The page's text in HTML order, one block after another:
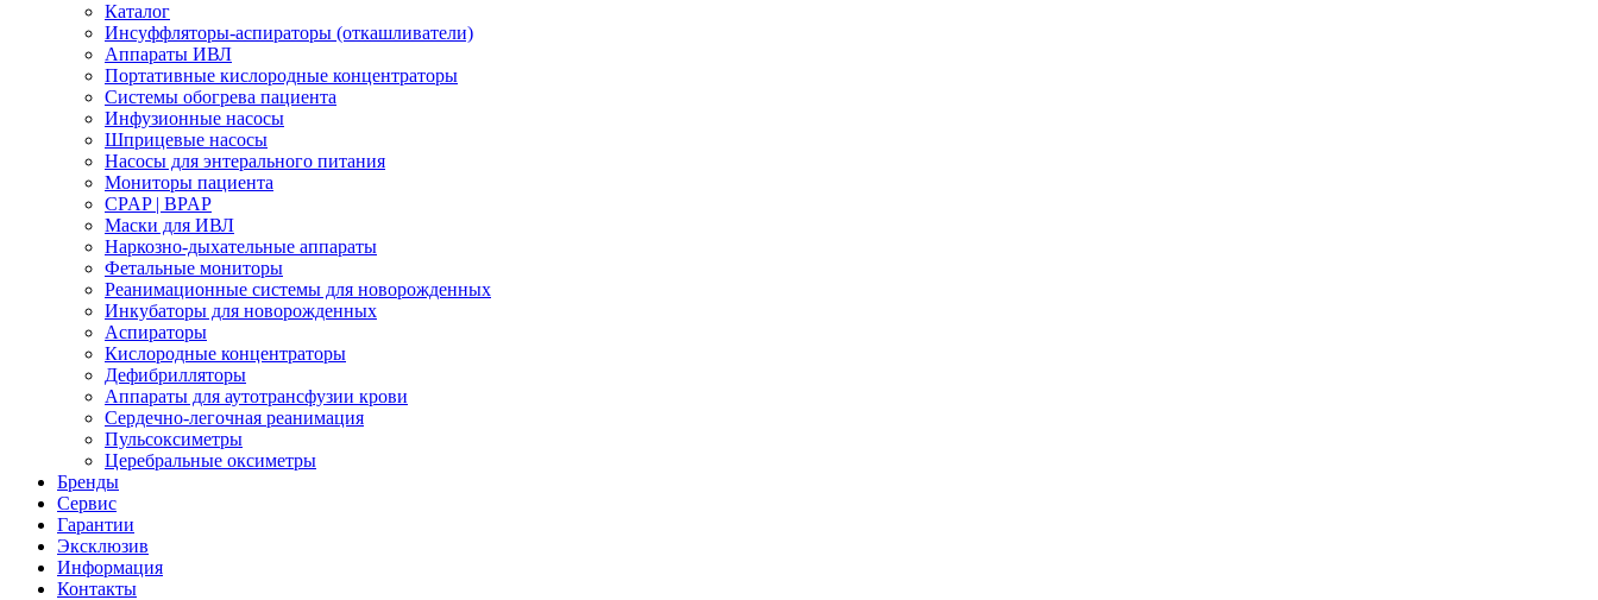
Каталог
Инсуффляторы-аспираторы (откашливатели)
Аппараты ИВЛ
Портативные кислородные концентраторы
Системы обогрева пациента
Инфузионные насосы
Шприцевые насосы
Насосы для энтерального питания
Мониторы пациента
CPAP | BPAP
Маски для ИВЛ
Наркозно-дыхательные аппараты
Фетальные мониторы
Реанимационные системы для новорожденных
Инкубаторы для новорожденных
Аспираторы
Кислородные концентраторы
Дефибрилляторы
Аппараты для аутотрансфузии крови
Сердечно-легочная реанимация
Пульсоксиметры
Церебральные оксиметры
Бренды
Сервис
Гарантии
Эксклюзив
Информация
Контакты